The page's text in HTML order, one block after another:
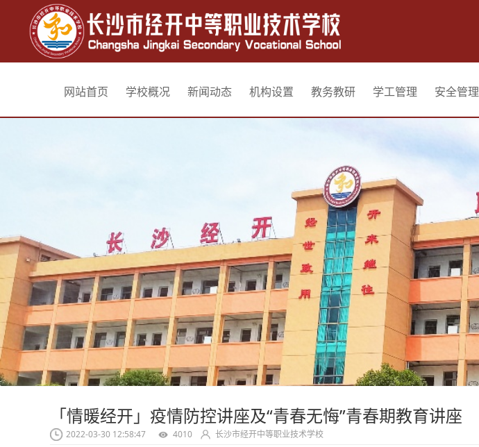
网站首页 学校概况 新闻动态 机构设置 教务教研 学工管理 安全管理
「情暖经开」疫情防控讲座及“青春无悔”青春期教育讲座
2022-03-30 12:58:47 4010 长沙市经开中等职业技术学校